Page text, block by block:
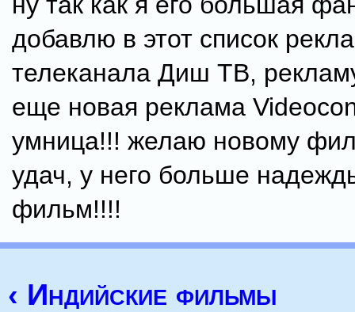
добавлю в этот список
телеканала Диш ТВ,
еще новая реклама
умница!!! желаю новому
удач, у него больше
фильм!!!!
‹ Индийские фильмы